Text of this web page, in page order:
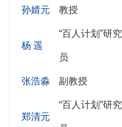
孙婧元 教授
杨 遥
“百人计划”研究
员
张浩淼 副教授
郑清元
“百人计划”研究